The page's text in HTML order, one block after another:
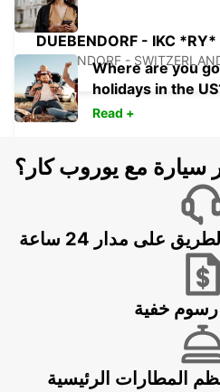
DUEBENDORF - IKC *RY*
DUEBENDORF -
ZURICH ETH ZENTRUM
ZURICH - SWITZERLAND
ZURICH BRUNAUPARK -
ZURICH - SWITZERLAND
Where are you
holidays in the
Read +
سيارة مع يوروب كار؟
على مدار 24 ساعة
رسوم خفية